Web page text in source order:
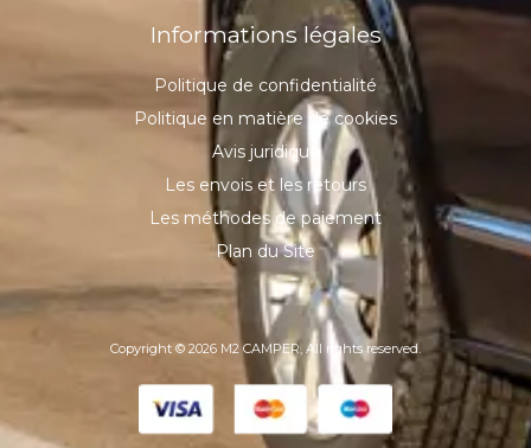
Informations légales
Politique de confidentialité
Politique en matière de cookies
Avis juridique
Les envois et les retours
Les méthodes de paiement
Plan du Site
Copyright © 2026 M2 CAMPER, All rights reserved.